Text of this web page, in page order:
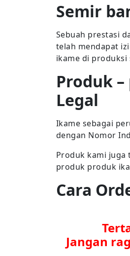
Semir
Sebuah prestasi
telah mendapat
ikame di produksi
Produk
Legal
Ikame sebagai
dengan Nomor
Produk kami juga
produk produk
Cara
Jangan